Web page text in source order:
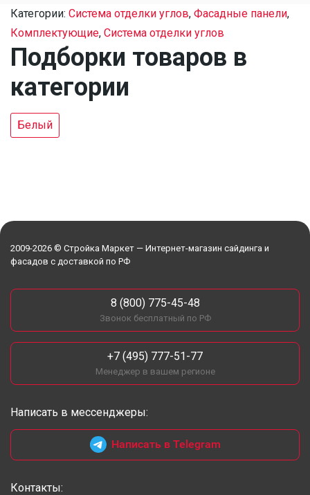
Категории: Система отделки углов, Фасадные панели,
Комплектующие, Система отделки углов
Подборки товаров в
категории
Белый
2009-2026 © Стройка Маркет — Интернет-магазин сайдинга и
фасадов с доставкой по РФ
8 (800) 775-45-48
Звонок бесплатный по РФ
+7 (495) 777-51-77
Менеджер в вашем регионе
Написать в мессенджеры:
Написать в Telegram
Контакты: